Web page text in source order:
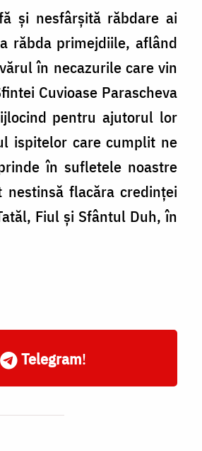
și nesfârșită răbdare ai
răbda primejdiile, aflând
în necazurile care vin
Cuvioase Parascheva
pentru ajutorul lor
ispitelor care cumplit ne
în sufletele noastre
nestinsă flacăra credinței
Fiul și Sfântul Duh, în
Telegram!